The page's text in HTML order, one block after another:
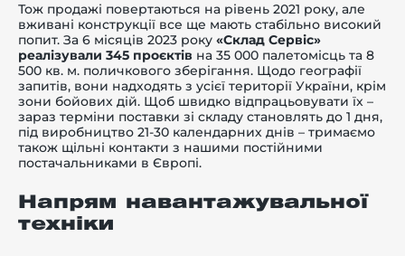
Тож продажі повертаються на рівень 2021 року, але
вживані конструкції все ще мають стабільно високий
попит. За 6 місяців 2023 року «Склад Сервіс»
реалізували 345 проєктів на 35 000 палетомісць та 8
500 кв. м. поличкового зберігання. Щодо географії
запитів, вони надходять з усієї території України, крім
зони бойових дій. Щоб швидко відпрацьовувати їх –
зараз терміни поставки зі складу становлять до 1 дня,
під виробництво 21-30 календарних днів – тримаємо
також щільні контакти з нашими постійними
постачальниками в Європі.
Напрям навантажувальної
техніки